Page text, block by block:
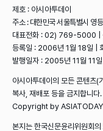
제호 : 아시아투데이
주소 : 대한민국 서울특별시 영
대표전화 : 02) 769-5000 |
등록일 : 2006년 1월 18일 |
발행일자 : 2005년 11월 11
아시아투데이의 모든 콘텐츠(
복사, 재배포 등을 금지합니다.
Copyright by
본지는 한국신문윤리위원회